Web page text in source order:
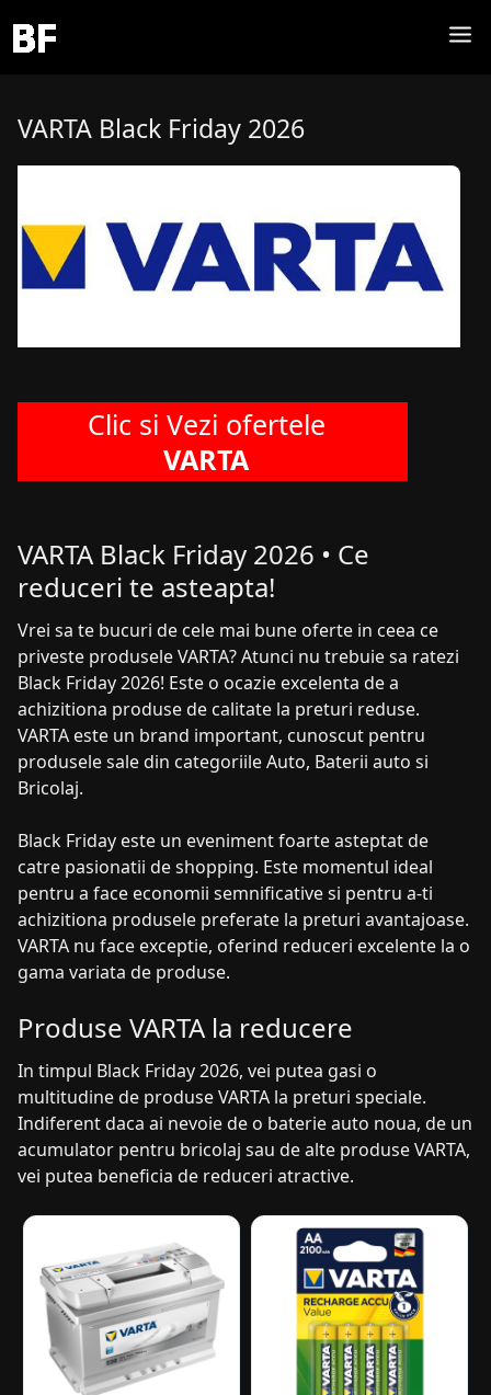
VARTA Black Friday 2026
Clic si Vezi ofertele
VARTA
VARTA Black Friday 2026 • Ce
reduceri te asteapta!
Vrei sa te bucuri de cele mai bune oferte in ceea ce
priveste produsele VARTA? Atunci nu trebuie sa ratezi
Black Friday 2026! Este o ocazie excelenta de a
achizitiona produse de calitate la preturi reduse.
VARTA este un brand important, cunoscut pentru
produsele sale din categoriile Auto, Baterii auto si
Bricolaj.
Black Friday este un eveniment foarte asteptat de
catre pasionatii de shopping. Este momentul ideal
pentru a face economii semnificative si pentru a-ti
achizitiona produsele preferate la preturi avantajoase.
VARTA nu face exceptie, oferind reduceri excelente la o
gama variata de produse.
Produse VARTA la reducere
In timpul Black Friday 2026, vei putea gasi o
multitudine de produse VARTA la preturi speciale.
Indiferent daca ai nevoie de o baterie auto noua, de un
acumulator pentru bricolaj sau de alte produse VARTA,
vei putea beneficia de reduceri atractive.